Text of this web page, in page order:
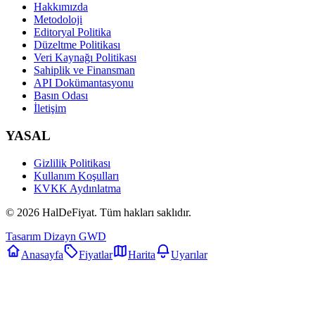
Hakkımızda
Metodoloji
Editoryal Politika
Düzeltme Politikası
Veri Kaynağı Politikası
Sahiplik ve Finansman
API Dokümantasyonu
Basın Odası
İletişim
YASAL
Gizlilik Politikası
Kullanım Koşulları
KVKK Aydınlatma
© 2026 HalDeFiyat. Tüm hakları saklıdır.
Tasarım Dizayn GWD
Anasayfa
Fiyatlar Harita Uyarılar